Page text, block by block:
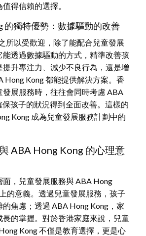
得信賴的選擇。
的獨特優勢：數據驅動的改善
所以受歡迎，除了能配合兒童發展
能透過數據驅動的方式，精準改善孩
升專注力、減少不良行為，還是增
Hong Kong 都能提供解決方案。香
展服務時，往往會同時考慮 ABA
保孩子的狀況得到全面改善。這樣的
Kong 成為兒童發展服務計劃中的
ABA Hong Kong 的心理意
，兒童發展服務與 ABA Hong
的意義。透過兒童發展服務，孩子
焦慮；透過 ABA Hong Kong，家
長的掌握。對於香港家庭來說，兒童
Kong 不僅是教育選擇，更是心